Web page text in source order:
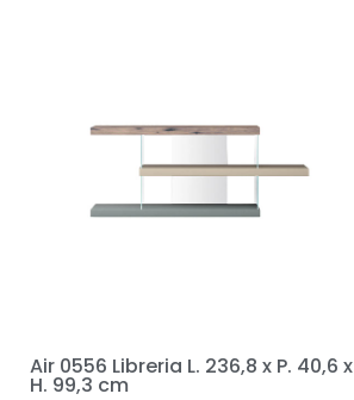
Air 0556 Libreria L. 236,8 x P. 40,6 x
H. 99,3 cm